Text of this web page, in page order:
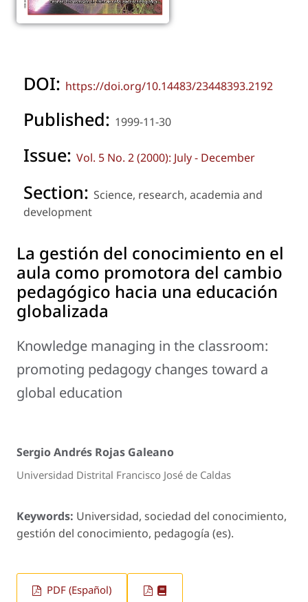
DOI: https://doi.org/10.14483/23448393.2192
Published: 1999-11-30
Issue: Vol. 5 No. 2 (2000): July - December
Section: Science, research, academia and
development
La gestión del conocimiento en el
aula como promotora del cambio
pedagógico hacia una educación
globalizada
Knowledge managing in the classroom:
promoting pedagogy changes toward a
global education
Sergio Andrés Rojas Galeano
Universidad Distrital Francisco José de Caldas
Keywords: Universidad, sociedad del conocimiento,
gestión del conocimiento, pedagogía (es).
PDF (Español)